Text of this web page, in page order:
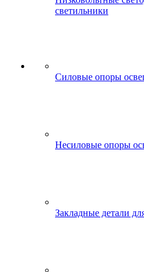
светильники
Силовые опоры
Несиловые опоры
Закладные детали